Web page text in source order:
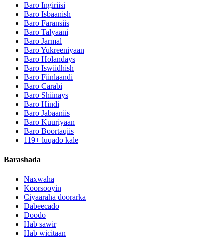
Baro Ingiriisi
Baro Isbaanish
Baro Faransiis
Baro Talyaani
Baro Jarmal
Baro Yukreeniyaan
Baro Holandays
Baro Iswiidhish
Baro Fiinlaandi
Baro Carabi
Baro Shiinays
Baro Hindi
Baro Jabaaniis
Baro Kuuriyaan
Baro Boortaqiis
119+ luqado kale
Barashada
Naxwaha
Koorsooyin
Ciyaaraha doorarka
Dabeecado
Doodo
Hab sawir
Hab wicitaan